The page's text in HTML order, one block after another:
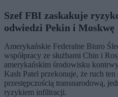
Szef FBI zaskakuje
odwiedzi Pekin i Moskwę
Amerykańskie Federalne Biuro
współpracy ze służbami Chin i
amerykańskim środowisku
Kash Patel przekonuje, że ruch
przestępczością transnarodową,
ryzykiem infiltracji.